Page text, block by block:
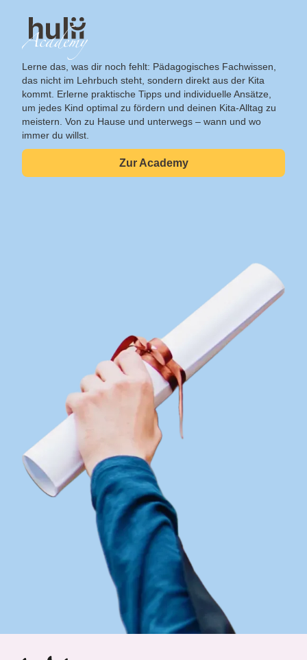
Lerne das, was dir noch fehlt: Pädagogisches Fachwissen,
das nicht im Lehrbuch steht, sondern direkt aus der Kita
kommt. Erlerne praktische Tipps und individuelle Ansätze,
um jedes Kind optimal zu fördern und deinen Kita-Alltag zu
meistern. Von zu Hause und unterwegs – wann und wo
immer du willst.
Zur Academy